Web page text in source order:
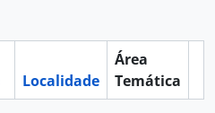
Localidade
Área
Temática